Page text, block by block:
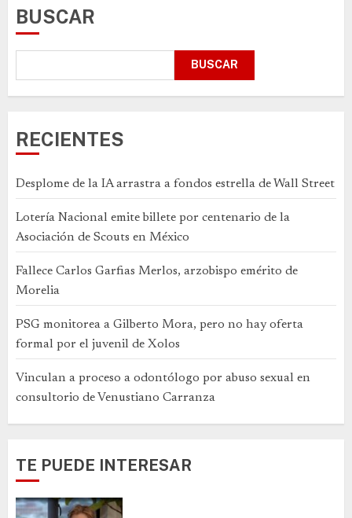
BUSCAR
BUSCAR
RECIENTES
Desplome de la IA arrastra a fondos estrella de Wall Street
Lotería Nacional emite billete por centenario de la
Asociación de Scouts en México
Fallece Carlos Garfias Merlos, arzobispo emérito de
Morelia
PSG monitorea a Gilberto Mora, pero no hay oferta
formal por el juvenil de Xolos
Vinculan a proceso a odontólogo por abuso sexual en
consultorio de Venustiano Carranza
TE PUEDE INTERESAR